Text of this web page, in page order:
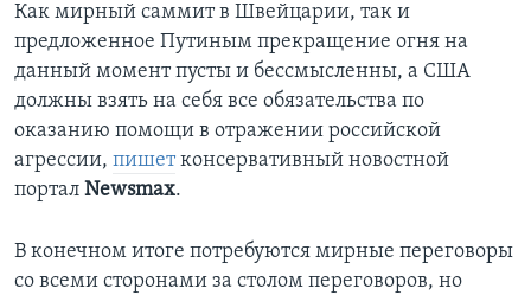
Как мирный саммит в Швейцарии, так и
предложенное Путиным прекращение огня на
данный момент пусты и бессмысленны, а США
должны взять на себя все обязательства по
оказанию помощи в отражении российской
агрессии, пишетконсервативный новостной
портал Newsmax.
В конечном итоге потребуются мирные переговоры
со всеми сторонами за столом переговоров, но